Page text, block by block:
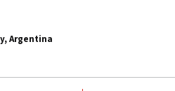
Argentina